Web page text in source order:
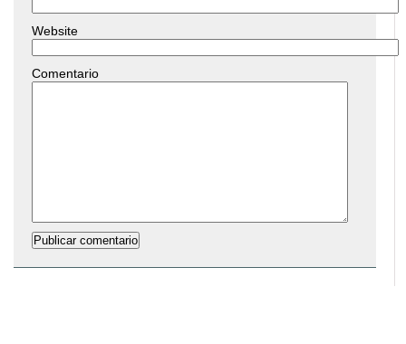
Website
Comentario